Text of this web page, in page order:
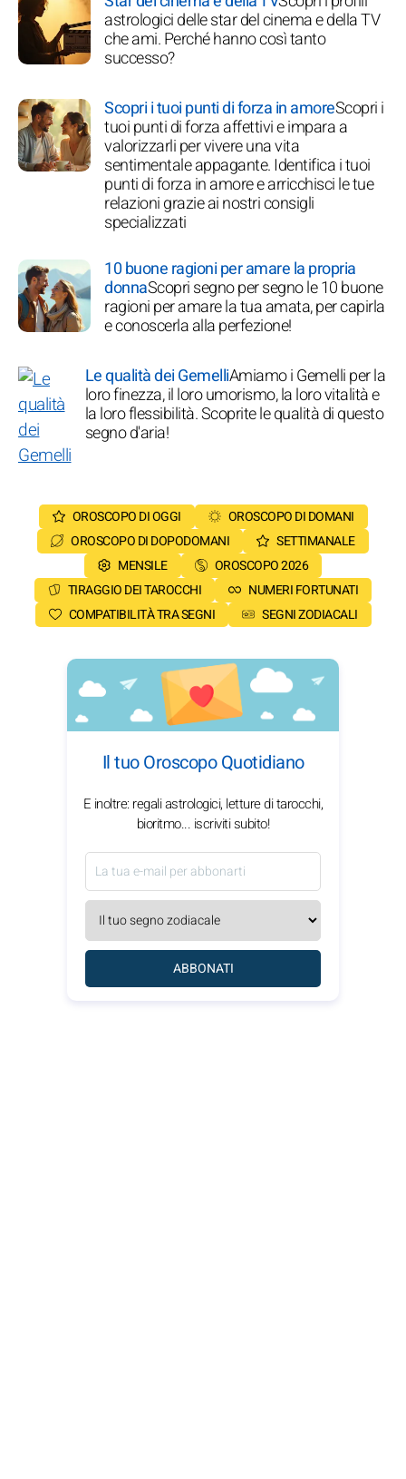
astrologici delle star del cinema e della TV
che ami. Perché hanno così tanto
successo?
Scopri i tuoi punti di forza in amoreScopri i
tuoi punti di forza affettivi e impara a
valorizzarli per vivere una vita
sentimentale appagante. Identifica i tuoi
punti di forza in amore e arricchisci le tue
relazioni grazie ai nostri consigli
specializzati
10 buone ragioni per amare la propria
donnaScopri segno per segno le 10 buone
ragioni per amare la tua amata, per capirla
e conoscerla alla perfezione!
Le qualità dei GemelliAmiamo i Gemelli per la
loro finezza, il loro umorismo, la loro vitalità e
la loro flessibilità. Scoprite le qualità di questo
segno d'aria!
OROSCOPO DI OGGI
OROSCOPO DI DOMANI
OROSCOPO DI DOPODOMANI
SETTIMANALE
MENSILE
OROSCOPO 2026
TIRAGGIO DEI TAROCCHI
NUMERI FORTUNATI
COMPATIBILITÀ TRA SEGNI
SEGNI ZODIACALI
Il tuo Oroscopo Quotidiano
E inoltre: regali astrologici, letture di tarocchi,
bioritmo... iscriviti subito!
ABBONATI